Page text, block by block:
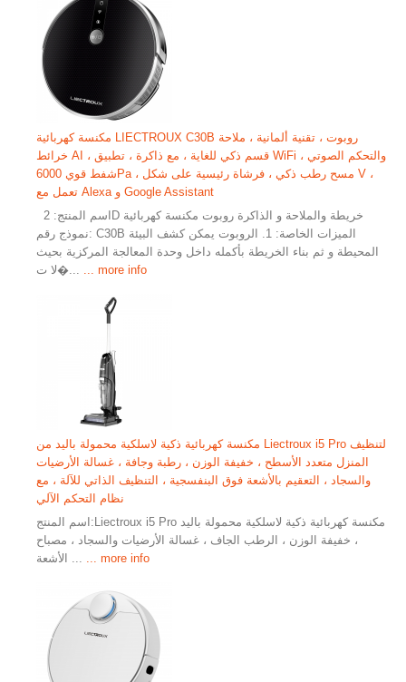
مكنسة كهربائية LIECTROUX C30B روبوت ، تقنية ألمانية ، ملاحة
خرائط AI ، قسم ذكي للغاية ، مع ذاكرة ، تطبيق WiFi والتحكم الصوتي ،
شفط قوي 6000Pa ، مسح رطب ذكي ، فرشاة رئيسية على شكل V ،
تعمل مع Alexa و Google Assistant
نموذج رقم: C30B الميزات الخاصة: 1. الروبوت يمكن كشف البيئة
المحيطة و ثم بناء الخريطة بأكمله داخل وحدة المعالجة المركزية بحيث
لا ت�...
... more info
مكنسة كهربائية ذكية لاسلكية محمولة باليد من Liectroux i5 Pro لتنظيف
المنزل متعدد الأسطح ، خفيفة الوزن ، رطبة وجافة ، غسالة الأرضيات
والسجاد ، التعقيم بالأشعة فوق البنفسجية ، التنظيف الذاتي للآلة ، مع
نظام التحكم الآلي
​ ​​​​​​​​​​​​​​​​​​​​​​​​​​​​​​​​​​​ ​ ​ اسم المنتج:Liectroux i5 Pro مكنسة كهربائية ذكية لاسلكية محمولة باليد
، خفيفة الوزن ، الرطب الجاف ، غسالة الأرضيات والسجاد ، مصباح
... more info